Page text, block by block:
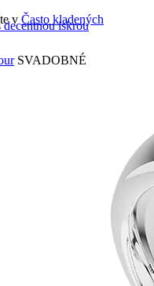
iskrou
v Často kladených
SVADOBNÉ